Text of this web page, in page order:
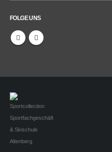
FOLGE UNS